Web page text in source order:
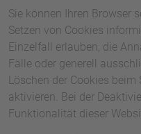
Sie können Ihren Browser
Setzen von Cookies
Einzelfall erlauben, die
Fälle oder generell
Löschen der Cookies
aktivieren. Bei der
Funktionalität dieser